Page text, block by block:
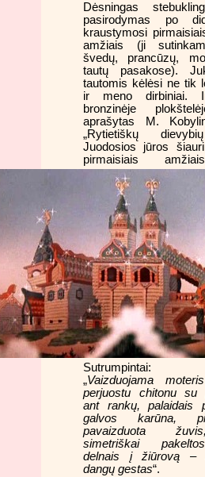
Dėsningas
pasirodymas po
kraustymosi
amžiais (ji
švedų, prancūzų,
tautų pasakose).
tautomis kėlėsi ne tik
ir meno dirbiniai.
bronzinėje
aprašytas M.
„Rytietiškų
Juodosios jūros
pirmaisiais
Sutrumpintai:
„Vaizduojama
perjuostu chitonu su
ant rankų, palaidais
galvos karūna,
pavaizduota
simetriškai
delnais į žiūrovą –
dangų gestas“.